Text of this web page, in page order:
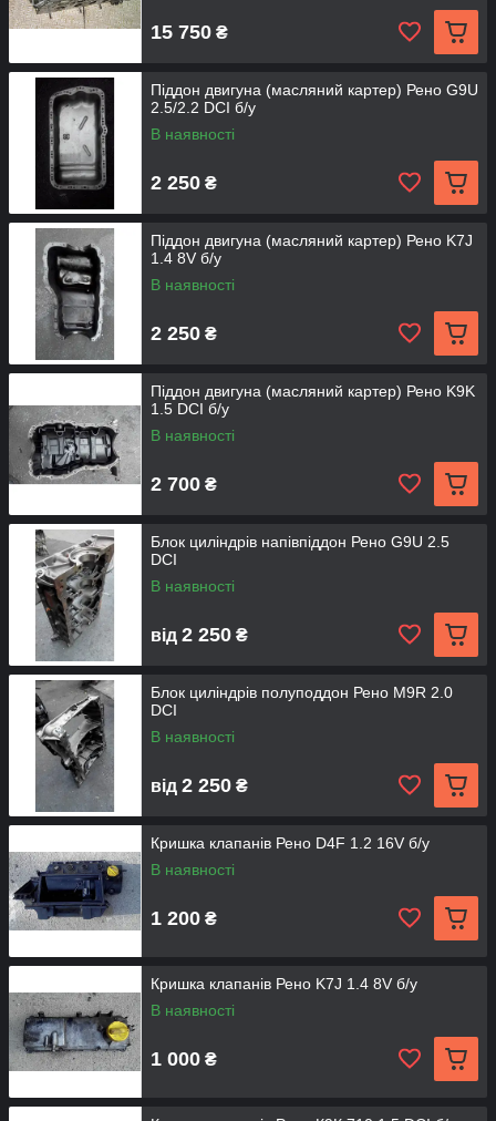
15 750 ₴
Піддон двигуна (масляний картер) Рено G9U
2.5/2.2 DCI б/у
В наявності
2 250 ₴
Піддон двигуна (масляний картер) Рено K7J
1.4 8V б/у
В наявності
2 250 ₴
Піддон двигуна (масляний картер) Рено K9K
1.5 DCI б/у
В наявності
2 700 ₴
Блок циліндрів напівпіддон Рено G9U 2.5
DCI
В наявності
від 2 250 ₴
Блок циліндрів полуподдон Рено M9R 2.0
DCI
В наявності
від 2 250 ₴
Кришка клапанів Рено D4F 1.2 16V б/у
В наявності
1 200 ₴
Кришка клапанів Рено K7J 1.4 8V б/у
В наявності
1 000 ₴